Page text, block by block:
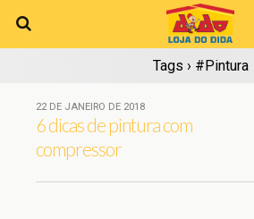
Tags › #Pintura
22 DE JANEIRO DE 2018
6 dicas de pintura com
compressor